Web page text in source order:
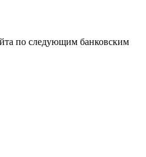
по следующим банковским